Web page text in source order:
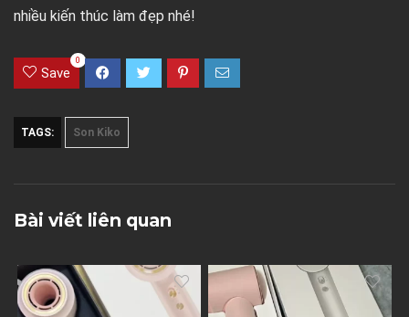
nhiều kiến thúc làm đẹp nhé!
Save
0
TAGS: Son Kiko
Bài viết liên quan